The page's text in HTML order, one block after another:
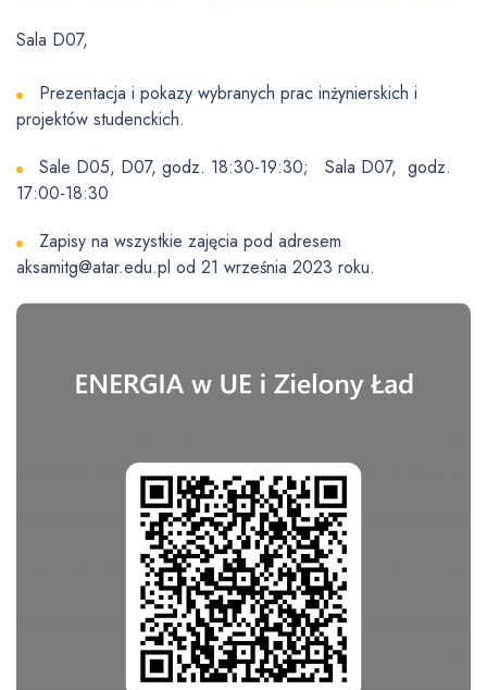
Sala D07,
Prezentacja i pokazy wybranych prac inżynierskich i
projektów studenckich.
Sale D05, D07, godz. 18:30-19:30; Sala D07, godz.
17:00-18:30
Zapisy na wszystkie zajęcia pod adresem
aksamitg@atar.edu.pl od 21 września 2023 roku.